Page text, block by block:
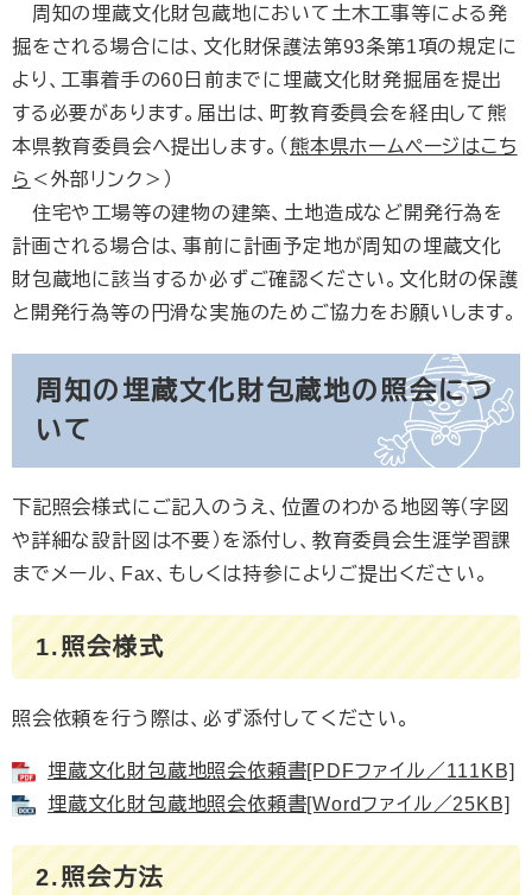
周知の埋蔵文化財包蔵地において土木工事等による発
掘をされる場合には、文化財保護法第93条第1項の規定に
より、工事着手の60日前までに埋蔵文化財発掘届を提出
する必要があります。届出は、町教育委員会を経由して熊
本県教育委員会へ提出します。（熊本県ホームページはこち
ら ＜外部リンク＞ ​）
住宅や工場等の建物の建築、土地造成など開発行為を
計画される場合は、事前に計画予定地が周知の埋蔵文化
財包蔵地に該当するか必ずご確認ください。文化財の保護
と開発行為等の円滑な実施のためご協力をお願いします。
周知の埋蔵文化財包蔵地の照会につ
いて
下記照会様式にご記入のうえ、位置のわかる地図等（字図
や詳細な設計図は不要）を添付し、教育委員会生涯学習課
までメール、Fax、もしくは持参によりご提出ください。
1.照会様式
照会依頼を行う際は、必ず添付してください。
埋蔵文化財包蔵地照会依頼書[PDFファイル／111KB]
埋蔵文化財包蔵地照会依頼書[Wordファイル／25KB]
2.照会方法